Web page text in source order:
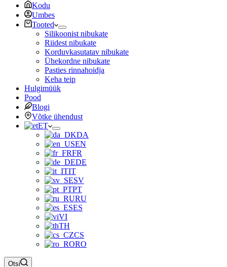
Kodu
Umbes
Tooted
Silikoonist nibukate
Riidest nibukate
Korduvkasutatav nibukate
Ühekordne nibukate
Pasties rinnahoidja
Keha teip
Hulgimüük
Pood
Blogi
Võtke ühendust
ET
DA
EN
FR
DE
IT
SV
PT
RU
ES
VI
TH
CS
RO
Otsi